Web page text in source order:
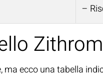
–
ma ecco una tabella